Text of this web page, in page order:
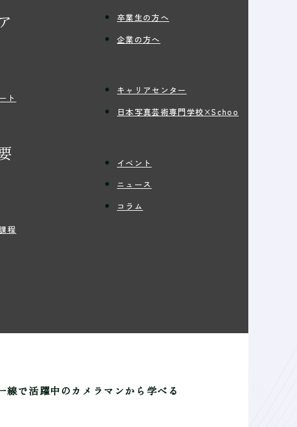
ト
程
卒業生の方へ
企業の方へ
キャリアセンター
日本写真芸術専門学校×Schoo
イベント
ニュース
コラム
線で活躍中のカメラマンから学べる